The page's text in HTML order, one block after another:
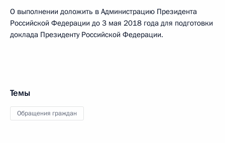
О выполнении доложить в Администрацию Президента
Российской Федерации до 3 мая 2018 года для подготовки
доклада Президенту Российской Федерации.
Темы
Обращения граждан